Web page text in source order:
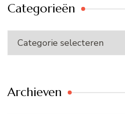
Categorieën
Categorieën
Archieven